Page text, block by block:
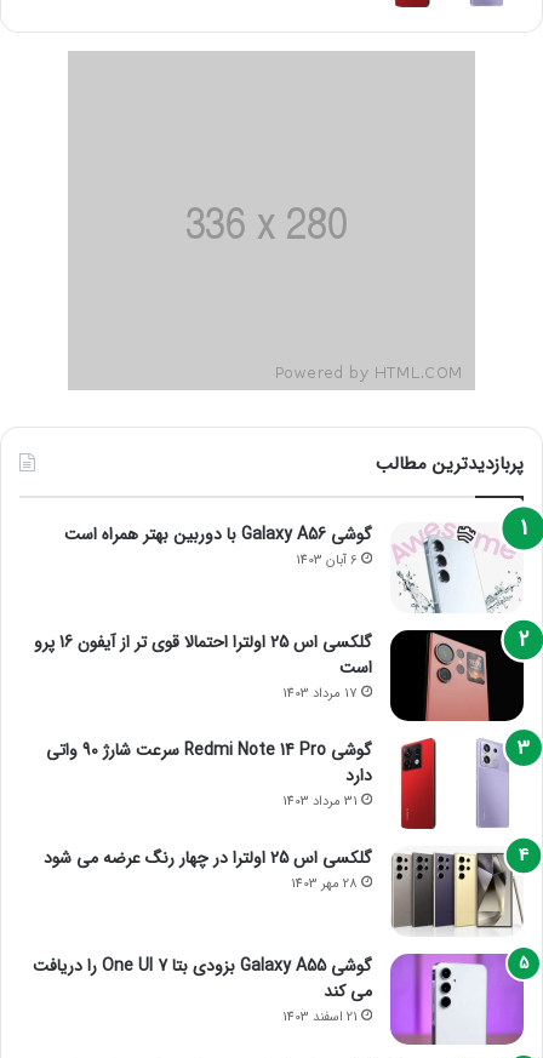
پربازدیدترین مطالب
گوشی Galaxy A56 با دوربین بهتر همراه است
6 آبان 1403
گلکسی اس 25 اولترا احتمالا قوی تر از آیفون 16 پرو
است
17 مرداد 1403
گوشی Redmi Note 14 Pro سرعت شارژ 90 واتی
دارد
31 مرداد 1403
گلکسی اس 25 اولترا در چهار رنگ عرضه می شود
28 مهر 1403
گوشی Galaxy A55 بزودی بتا One UI 7 را دریافت
می کند
21 اسفند 1403